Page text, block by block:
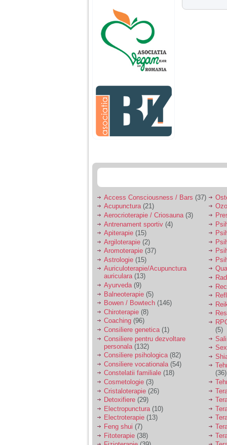
ani, privind in urma
realizez cat de multe
greseli am facut in
educatia si cresterea
ei, am fost o mama
egoista, preocupata
de implinirea
profesionala, cand ea
era mica am neglijat-
agresiva, orice
greseala era taxata cu
o palma sau pedepse.
De 4 ani am o relatie
serioasa cu un barbat
sa se manifeste o
Ma aflu aici pentru ca
vreau sa stiu daca am
nevoie de un psiholog
sau psihiatru.
Sunt casatorita, am
31 de ani si un copil in
varsta de 2 ani care
mi-e lumina ochilor.
De ceva timp simt ca
mi s-a adunat
oboseala, o oboseala
cronica de care nu pot
scapa si simt ca din
cauza ei nu pot
controla nervii si
cateodata are copilul
de suferit.
Am o bariera peste
care nu pot trece:
prietena mea a ramas
insarcinata cu o fata.
Am fost de comun
acord sa facem un
copil, cu gandul ca e
baiat.
Access Consciousness / Bars (37)
Acupunctura(21)
Aerocrioterapie / Criosauna (3)
Antrenament sportiv (4)
Apiterapie (15)
Argiloterapie (2)
Aromoterapie (37)
Astrologie (15)
Auriculoterapie/Acupunctura
auriculara(13)
Ayurveda(9)
Balneoterapie (5)
Bowen / Bowtech (146)
Chiroterapie (8)
Coaching (96)
Consiliere genetica(1)
Consiliere pentru dezvoltare
personala (132)
Consiliere psihologica(82)
Consiliere vocationala (54)
Constelatii familiale (18)
Cosmetologie (3)
Cristaloterapie (26)
Detoxifiere (29)
Electropunctura (10)
Electroterapie (13)
Feng shui (7)
Fitoterapie (38)
(5)
(36)